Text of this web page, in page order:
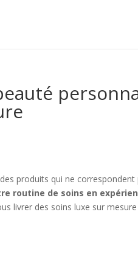
produits qui ne
routine de soins en
livrer des soins luxe sur